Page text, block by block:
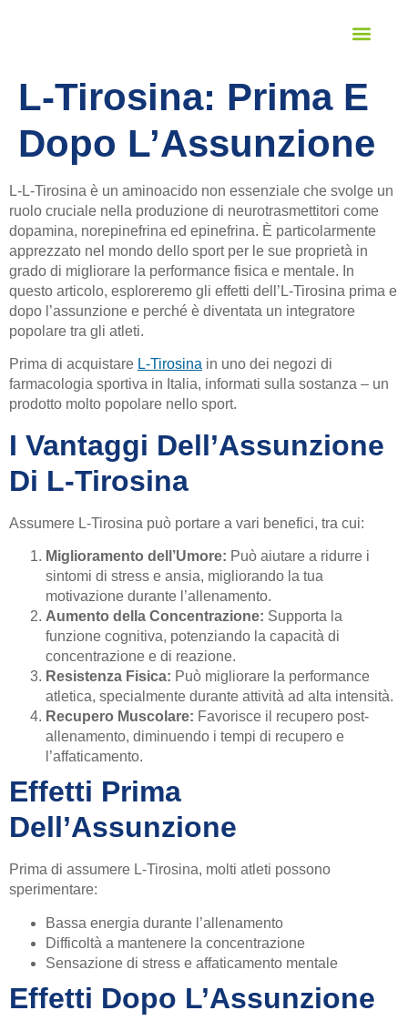
L-Tirosina: Prima E
Dopo L’Assunzione
L-L-Tirosina è un aminoacido non essenziale che svolge un
ruolo cruciale nella produzione di neurotrasmettitori come
dopamina, norepinefrina ed epinefrina. È particolarmente
apprezzato nel mondo dello sport per le sue proprietà in
grado di migliorare la performance fisica e mentale. In
questo articolo, esploreremo gli effetti dell’L-Tirosina prima e
dopo l’assunzione e perché è diventata un integratore
popolare tra gli atleti.
Prima di acquistare L-Tirosina in uno dei negozi di
farmacologia sportiva in Italia, informati sulla sostanza – un
prodotto molto popolare nello sport.
I Vantaggi Dell’Assunzione
Di L-Tirosina
Assumere L-Tirosina può portare a vari benefici, tra cui:
Miglioramento dell’Umore: Può aiutare a ridurre i
sintomi di stress e ansia, migliorando la tua
motivazione durante l’allenamento.
Aumento della Concentrazione: Supporta la
funzione cognitiva, potenziando la capacità di
concentrazione e di reazione.
Resistenza Fisica: Può migliorare la performance
atletica, specialmente durante attività ad alta intensità.
Recupero Muscolare: Favorisce il recupero post-
allenamento, diminuendo i tempi di recupero e
l’affaticamento.
Effetti Prima
Dell’Assunzione
Prima di assumere L-Tirosina, molti atleti possono
sperimentare:
Bassa energia durante l’allenamento
Difficoltà a mantenere la concentrazione
Sensazione di stress e affaticamento mentale
Effetti Dopo L’Assunzione